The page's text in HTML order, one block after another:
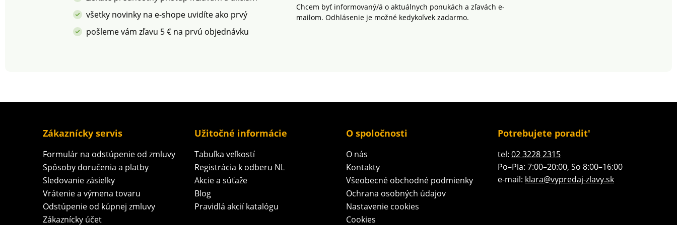
certifikovaný MADE IN
GREEN od OEKO-TEX®.
Táto certifikácia zaručuje
prísne chemické analýzy
spoločenské
postupy. Tento produkt
je certifikovaný MADE IN
GREEN od OEKO-TEX®.
všetky novinky na e-shope uvidíte ako prvý
pošleme vám zľavu 5 € na prvú objednávku
Chcem byť informovaný/á o aktuálnych ponukách a zľavách e-
mailom. Odhlásenie je možné kedykoľvek zadarmo.
Zákaznícky servis
Formulár na odstúpenie od zmluvy
Spôsoby doručenia a platby
Sledovanie zásielky
Vrátenie a výmena tovaru
Odstúpenie od kúpnej zmluvy
Zákaznícky účet
Užitočné informácie
Tabuľka veľkostí
Registrácia k odberu NL
Akcie a súťaže
Blog
Pravidlá akcií katalógu
O spoločnosti
O nás
Kontakty
Všeobecné obchodné podmienky
Ochrana osobných údajov
Nastavenie cookies
Cookies
Potrebujete poradit'
tel: 02 3228 2315
Po–Pia: 7:00–20:00, So 8:00–16:00
e-mail: klara@vypredaj-zlavy.sk